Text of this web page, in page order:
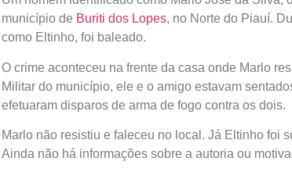
município de Buriti dos Lopes, no Norte do Piauí.
como Eltinho, foi baleado.
O crime aconteceu na frente da casa onde Marlo
Militar do município, ele e o amigo estavam
efetuaram disparos de arma de fogo contra os dois.
Marlo não resistiu e faleceu no local. Já Eltinho foi
Ainda não há informações sobre a autoria ou